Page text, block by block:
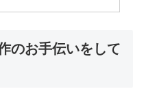
のお手伝いをして